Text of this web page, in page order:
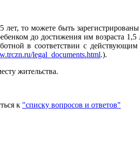
то можете быть
до достижения им возраста
в соответствии с
legal_documents.html.).
жительства.
к "списку вопросов и ответов"